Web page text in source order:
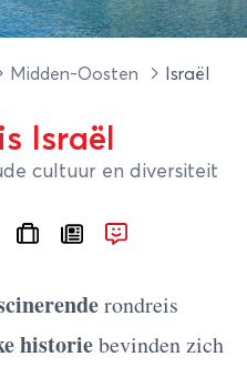
Midden-Oosten Israël
Israël
cultuur en diversiteit
rondreis
historiebevinden zich